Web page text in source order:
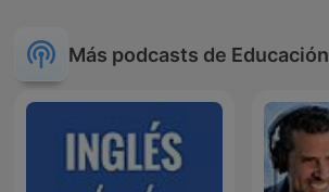
Más podcasts de Educación